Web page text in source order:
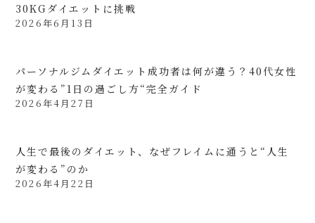
30KGダイエットに挑戦
2026年6月13日
パーソナルジムダイエット成功者は何が違う？40代女性
が変わる”1日の過ごし方“完全ガイド
2026年4月27日
人生で最後のダイエット、なぜフレイムに通うと“人生
が変わる”のか
2026年4月22日